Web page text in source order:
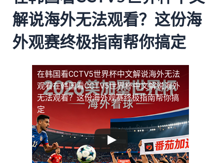
解说海外无法观看？这份海
外观赛终极指南帮你搞定
在韩国看CCTV5世界杯中文解说海外无法
观看在韩国看CCTV5世界杯中文解说海外
无法观看？这份海外观赛终极指南帮你搞
定